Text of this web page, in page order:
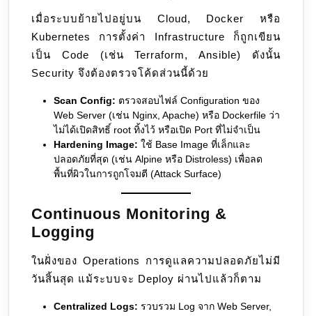
เมื่อระบบย้ายไปอยู่บน Cloud, Docker หรือ
Kubernetes การตั้งค่า Infrastructure ก็ถูกเขียน
เป็น Code (เช่น Terraform, Ansible) ดังนั้น
Security จึงต้องตรวจโค้ดส่วนนี้ด้วย
Scan Config: ตรวจสอบไฟล์ Configuration ของ
Web Server (เช่น Nginx, Apache) หรือ Dockerfile ว่า
ไม่ได้เปิดสิทธิ์ root ทิ้งไว้ หรือเปิด Port ที่ไม่จำเป็น
Hardening Image: ใช้ Base Image ที่เล็กและ
ปลอดภัยที่สุด (เช่น Alpine หรือ Distroless) เพื่อลด
พื้นที่ผิวในการถูกโจมตี (Attack Surface)
Continuous Monitoring &
Logging
ในฝั่งของ Operations การดูแลความปลอดภัยไม่มี
วันสิ้นสุด แม้ระบบจะ Deploy ผ่านไปแล้วก็ตาม
Centralized Logs: รวบรวม Log จาก Web Server,